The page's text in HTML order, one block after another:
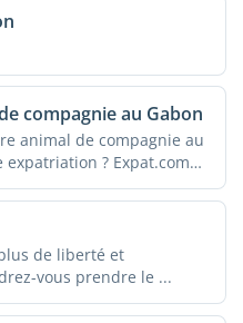
compagnie au Gabon
animal de compagnie au
? Expat.com
de liberté et
vous prendre le ...